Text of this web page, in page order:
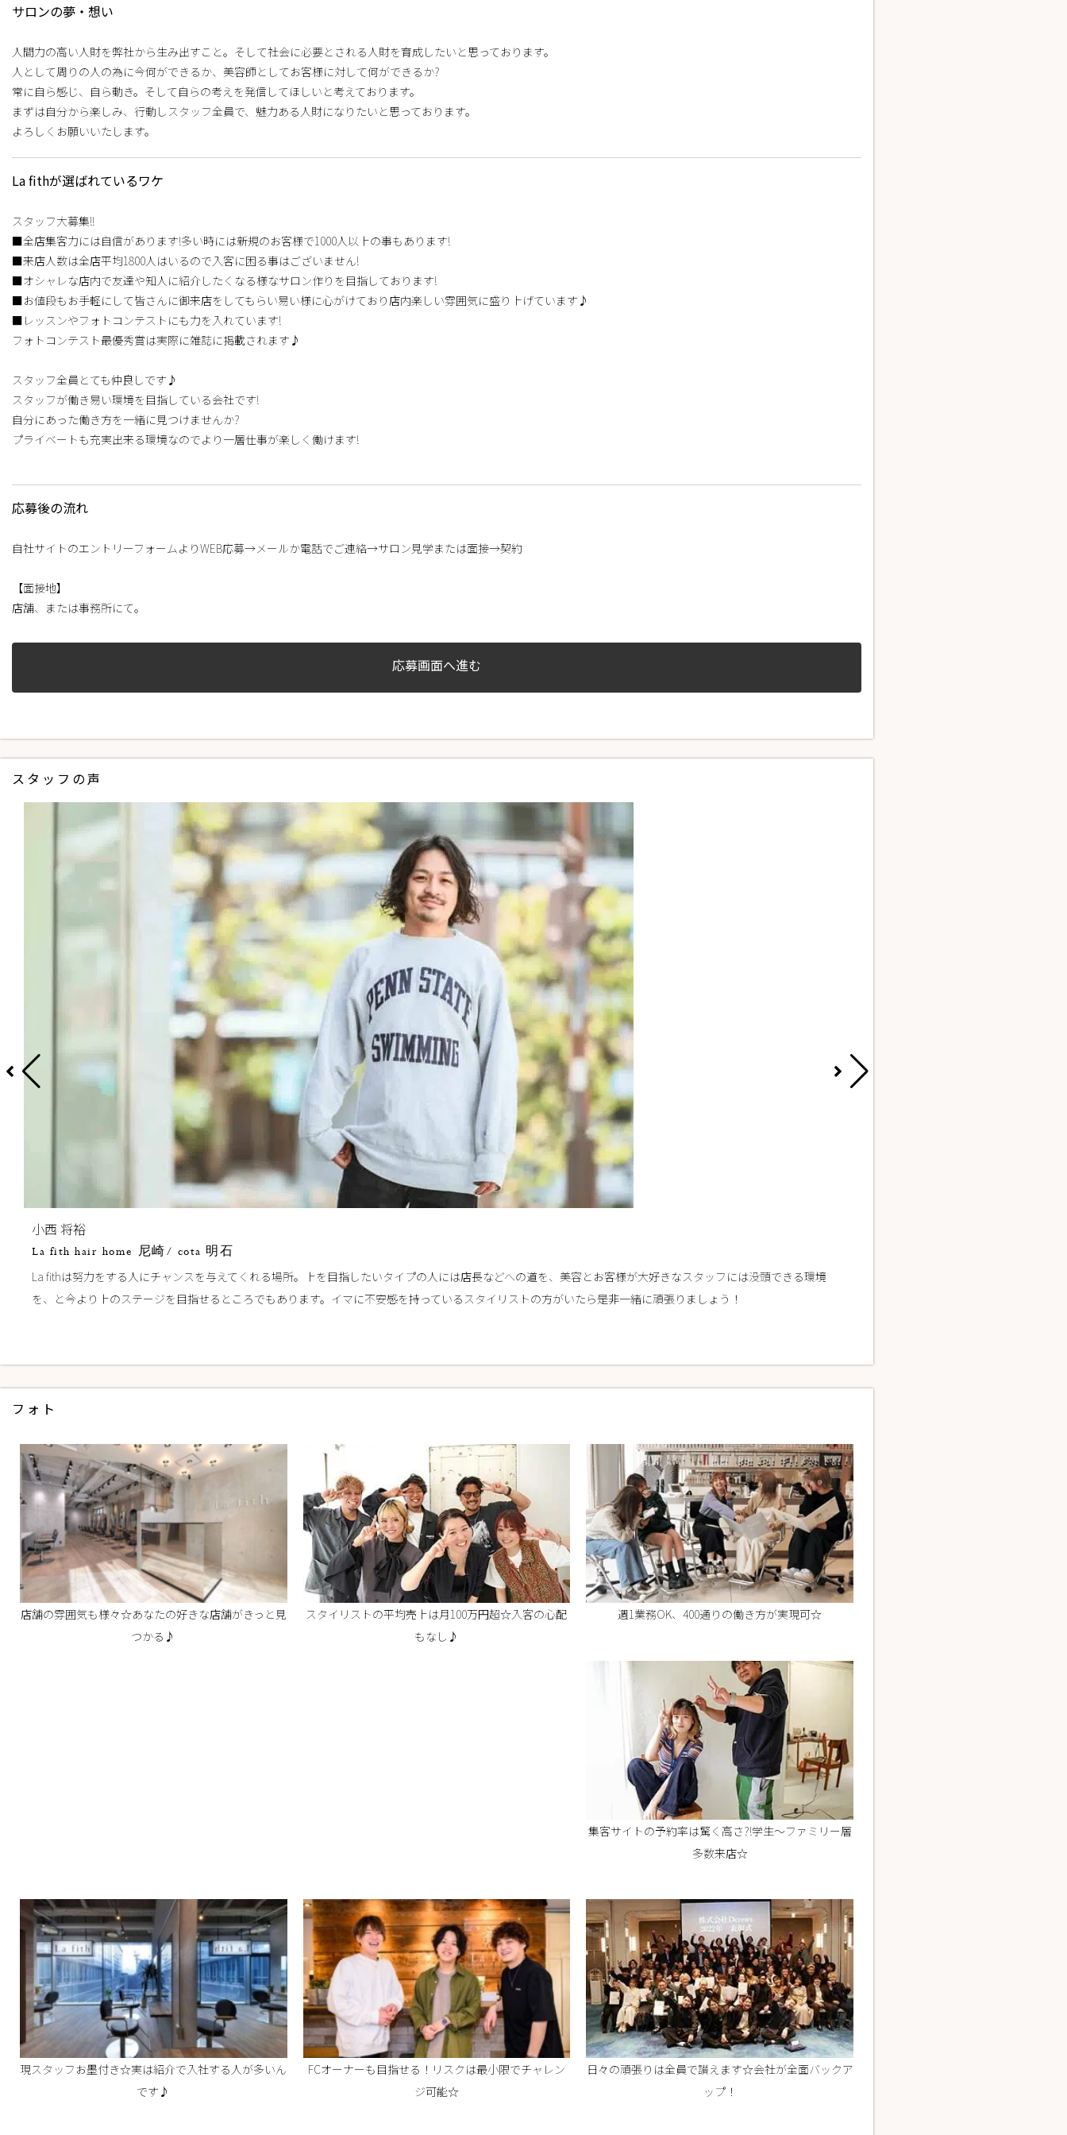
サロンの夢・想い
人間力の高い人財を弊社から生み出すこと。そして社会に必要とされる人財を育成したいと思っております。
人として周りの人の為に今何ができるか、美容師としてお客様に対して何ができるか?
常に自ら感じ、自ら動き。そして自らの考えを発信してほしいと考えております。
まずは自分から楽しみ、行動しスタッフ全員で、魅力ある人財になりたいと思っております。
よろしくお願いいたします。
La fithが選ばれているワケ
スタッフ大募集!!
■全店集客力には自信があります!多い時には新規のお客様で1000人以上の事もあります!
■来店人数は全店平均1800人はいるので入客に困る事はございません!
■オシャレな店内で友達や知人に紹介したくなる様なサロン作りを目指しております!
■お値段もお手軽にして皆さんに御来店をしてもらい易い様に心がけており店内楽しい雰囲気に盛り上げています♪
■レッスンやフォトコンテストにも力を入れています!
フォトコンテスト最優秀賞は実際に雑誌に掲載されます♪
スタッフ全員とても仲良しです♪
スタッフが働き易い環境を目指している会社です!
自分にあった働き方を一緒に見つけませんか?
プライベートも充実出来る環境なのでより一層仕事が楽しく働けます!
応募後の流れ
自社サイトのエントリーフォームよりWEB応募→メールか電話でご連絡→サロン見学または面接→契約
【面接地】
店舗、または事務所にて。
応募画面へ進む
スタッフの声
小西 将裕
La fith hair home 尼崎/ cota 明石
La fithは努力をする人にチャンスを与えてくれる場所。上を目指したいタイプの人には店長などへの道を、美容とお客様が大好きなスタッフには没頭できる環境
を、と今より上のステージを目指せるところでもあります。イマに不安感を持っているスタイリストの方がいたら是非一緒に頑張りましょう！
フォト
店舗の雰囲気も様々☆あなたの好きな店舗がきっと見
つかる♪
スタイリストの平均売上は月100万円超☆入客の心配
もなし♪
週1業務OK、400通りの働き方が実現可☆
集客サイトの予約率は驚く高さ?!学生～ファミリー層
多数来店☆
現スタッフお墨付き☆実は紹介で入社する人が多いん
です♪
FCオーナーも目指せる！リスクは最小限でチャレン
ジ可能☆
日々の頑張りは全員で讃えます☆会社が全面バックア
ップ！